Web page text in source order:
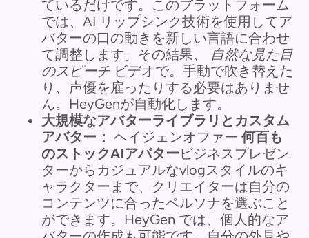
ているだけです。このプラットフォーム
では、AI リップシンク技術を使用してア
バターの口の動きを新しい言語に合わせ
て調整します。その結果、
自然な見た目
のスピーチビデオで。手動で吹き替えた
り、声優を雇ったりする必要はありませ
ん。HeyGenが自動化します。
大規模なアバターライブラリとカスタム
アバター： ヘイジェンオファー 何百も
のストックAIアバタービジネスプレゼン
ターからカジュアルなvlogスタイルのキ
ャラクターまで、クリエイターは自分の
コンテンツに合ったペルソナを選ぶこと
ができます。HeyGen では、個人的なア